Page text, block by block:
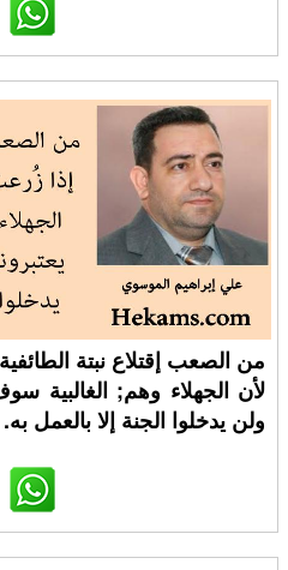
من الصعب إقتلاع نبتة
لأن الجهلاء وهم; الغالبية
ولن يدخلوا الجنة إلا بالعمل